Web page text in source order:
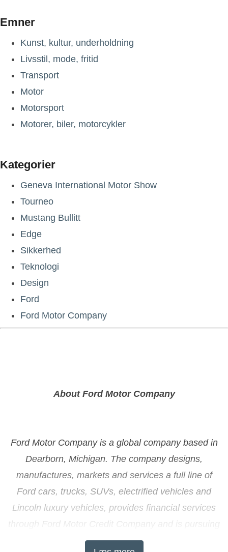
Emner
Kunst, kultur, underholdning
Livsstil, mode, fritid
Transport
Motor
Motorsport
Motorer, biler, motorcykler
Kategorier
Geneva International Motor Show
Tourneo
Mustang Bullitt
Edge
Sikkerhed
Teknologi
Design
Ford
Ford Motor Company
About Ford Motor Company
Ford Motor Company is a global company based in
Dearborn, Michigan. The company designs,
manufactures, markets and services a full line of
Ford cars, trucks, SUVs, electrified vehicles and
Lincoln luxury vehicles, provides financial services
through Ford Motor Credit Company and is pursuing
leadership positions in electrification, autonomous